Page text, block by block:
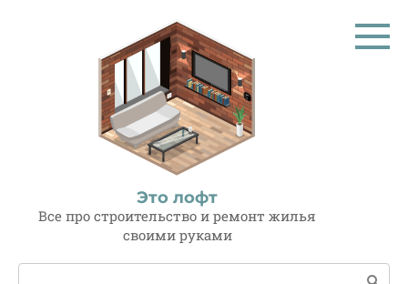
Это лофт
Все про строительство и ремонт жилья
своими руками
Поиск: